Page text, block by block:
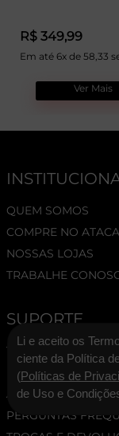
R$ 349,99
Em até 6x de 58,33
Ver Mais
QUEM SOMOS
COMPRE NO
NOSSAS LOJAS
TRABALHE
SUPORTE
TERMOS E
POLÍTICA DE
ASSESSORIA DE
PERGUNTAS
Li e aceito os
ciente da Política
(Políticas de
de Uso e